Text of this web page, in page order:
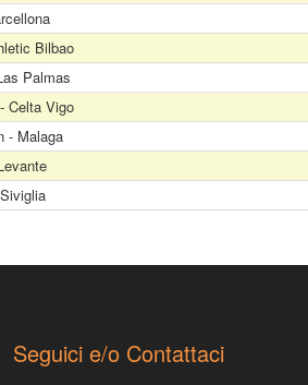
Bilbao
Palmas
Celta Vigo
- Malaga
Seguici e/o Contattaci